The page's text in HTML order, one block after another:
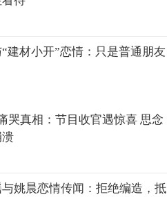
建材小开”恋情：只是普通朋友
哭真相：节目收官遇惊喜 思念
姚晨恋情传闻：拒绝编造，抵